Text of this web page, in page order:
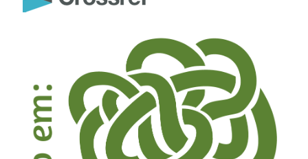
agroforestry system.Agroforestry Systems,
Silvana Nisgoski, Helena Cristina Vieira, Joielan Xipaia dos
Santos, Stephanie Hellen Barbosa Gomes, Rosimeire
Cavalcante dos Santos, Graciela Inés Bolzon de Muñiz
(2026)
Colorimetric variation in wood species from the
caatinga biome in function of the trunk axial position.
European Journal of Wood and Wood Products,
84 (1),
10.1007/s00107-025-02358-1